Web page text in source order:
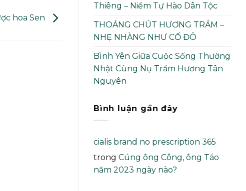
hoa Sen
Thiêng – Niềm Tự Hào Dân Tộc
THOÁNG CHÚT HƯƠNG TRẦM –
NHẸ NHÀNG NHƯ CỐ ĐÔ
Bình Yên Giữa Cuộc Sống Thường
Nhật Cùng Nụ Trầm Hương Tân
Nguyên
Bình luận gần đây
cialis brand no prescription 365
trong Cúng ông Công, ông Táo
năm 2023 ngày nào?